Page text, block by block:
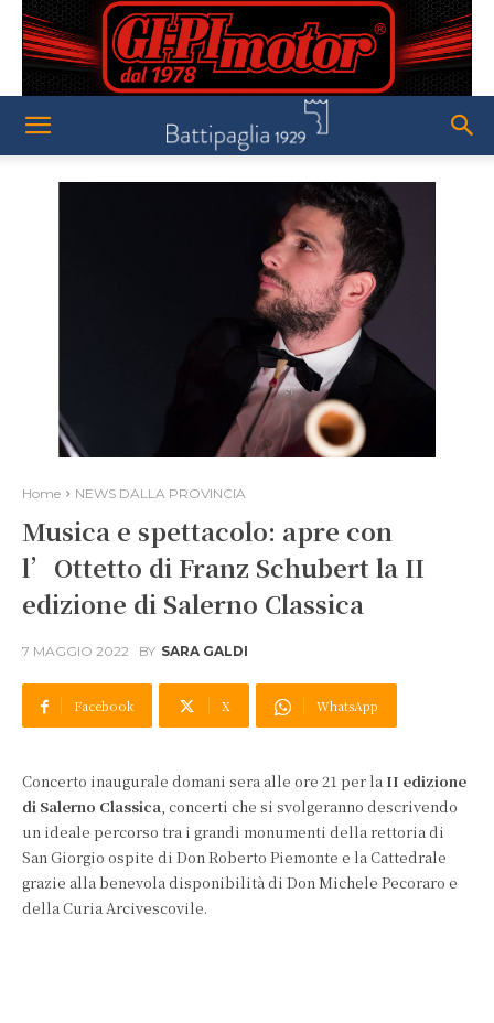
Home NEWS DALLA PROVINCIA
Musica e spettacolo: apre con
l’Ottetto di Franz Schubert la II
edizione di Salerno Classica
7 MAGGIO 2022 BY SARA GALDI
Facebook X WhatsApp
Concerto inaugurale domani sera alle ore 21 per la II edizione
di Salerno Classica, concerti che si svolgeranno descrivendo
un ideale percorso tra i grandi monumenti della rettoria di
San Giorgio ospite di Don Roberto Piemonte e la Cattedrale
grazie alla benevola disponibilità di Don Michele Pecoraro e
della Curia Arcivescovile.